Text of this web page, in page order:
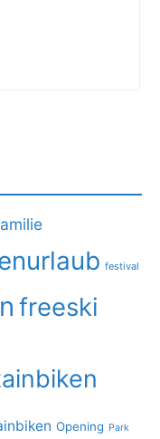
festival
freeski
Opening Park